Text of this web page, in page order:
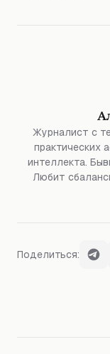
Журналист с
практических
интеллекта.
Любит
Поделиться: